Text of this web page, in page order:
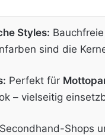
Styles:
sind die
Perfekt für
– vielseitig
Secondhand-Shops